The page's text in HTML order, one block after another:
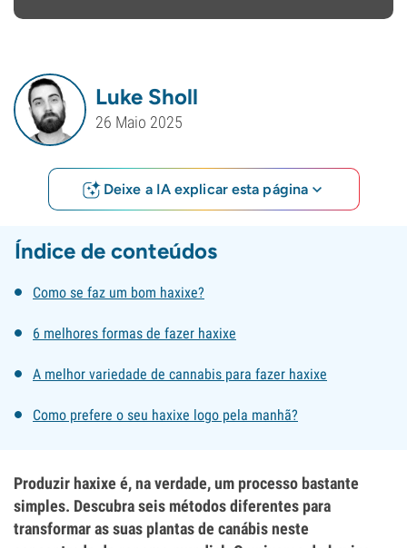
Luke Sholl
26 Maio 2025
Deixe a IA explicar esta página
Índice de conteúdos
Como se faz um bom haxixe?
6 melhores formas de fazer haxixe
A melhor variedade de cannabis para fazer haxixe
Como prefere o seu haxixe logo pela manhã?
Produzir haxixe é, na verdade, um processo bastante
simples. Descubra seis métodos diferentes para
transformar as suas plantas de canábis neste